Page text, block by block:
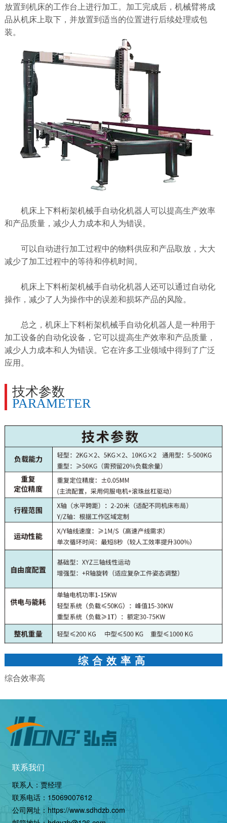
放置到机床的工作台上进行加工。加工完成后，机械臂将成
品从机床上取下，并放置到适当的位置进行后续处理或包
装。
机床上下料桁架机械手自动化机器人可以提高生产效率
和产品质量，减少人力成本和人为错误。
可以自动进行加工过程中的物料供应和产品取放，大大
减少了加工过程中的等待和停机时间。
机床上下料桁架机械手自动化机器人还可以通过自动化
操作，减少了人为操作中的误差和损坏产品的风险。
总之，机床上下料桁架机械手自动化机器人是一种用于
加工设备的自动化设备，它可以提高生产效率和产品质量，
减少人力成本和人为错误。它在许多工业领域中得到了广泛
应用。
技术参数
PARAMETER
综合效率高
综合效率高
联系我们
联系人：贾经理
联系电话： 15069007612
公司网址： https://www.sdhdzb.com